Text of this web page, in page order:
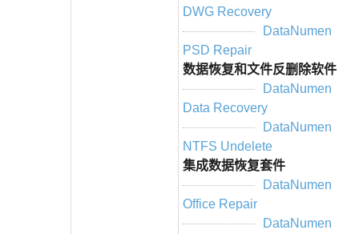
DWG Recovery
DataNumen
PSD Repair
数据恢复和文件反删除软件
DataNumen
Data Recovery
DataNumen
NTFS Undelete
集成数据恢复套件
DataNumen
Office Repair
DataNumen